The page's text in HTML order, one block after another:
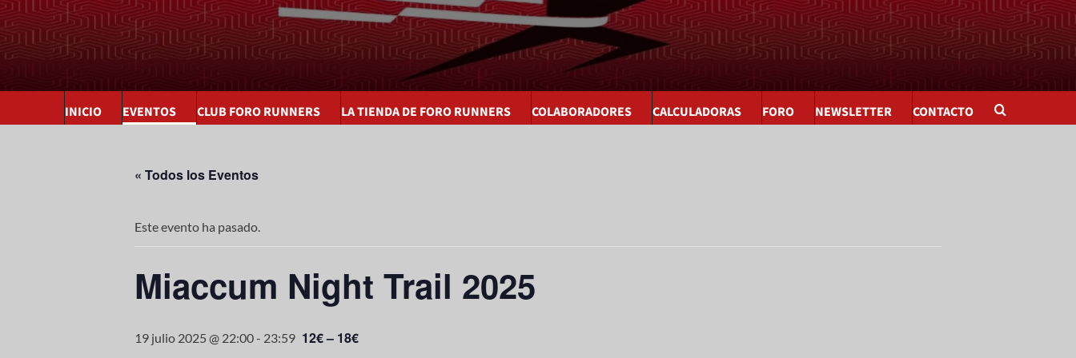
INICIO EVENTOS CLUB FORO RUNNERS LA TIENDA DE FORO RUNNERS COLABORADORES CALCULADORAS FORO NEWSLETTER CONTACTO
« Todos los Eventos
Este evento ha pasado.
Miaccum Night Trail 2025
19 julio 2025 @ 22:00- 23:59 12€ – 18€